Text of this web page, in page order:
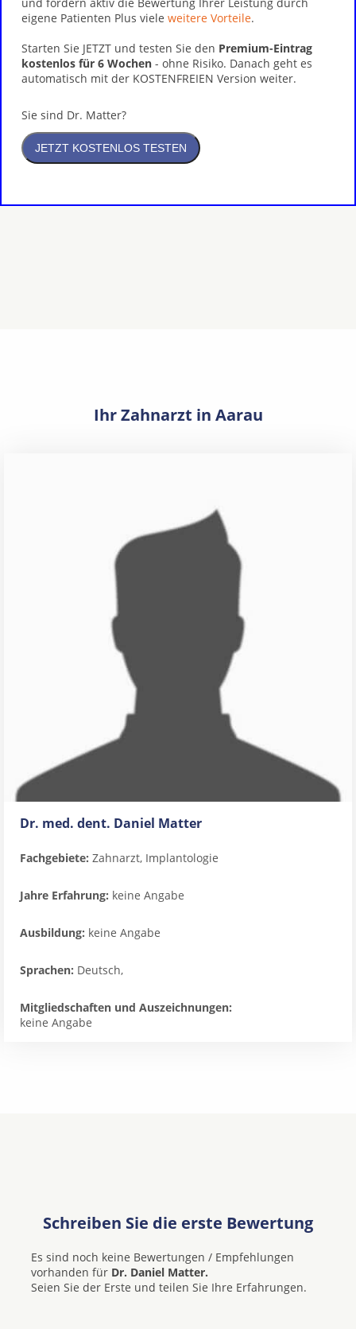
eigene Patienten Plus viele weitere Vorteile.
Starten Sie JETZT und testen Sie den Premium-Eintrag
kostenlos für 6 Wochen - ohne Risiko. Danach geht es
automatisch mit der KOSTENFREIEN Version weiter.
Sie sind Dr. Matter?
Ihr Zahnarzt in Aarau
Dr. med. dent. Daniel Matter
Fachgebiete: Zahnarzt, Implantologie
Jahre Erfahrung: keine Angabe
Ausbildung: keine Angabe
Sprachen: Deutsch,
Mitgliedschaften und Auszeichnungen:
keine Angabe
Schreiben Sie die erste Bewertung
Es sind noch keine Bewertungen / Empfehlungen
vorhanden für Dr. Daniel Matter.
Seien Sie der Erste und teilen Sie Ihre Erfahrungen.